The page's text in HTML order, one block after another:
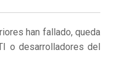
han fallado, queda
o desarrolladores del